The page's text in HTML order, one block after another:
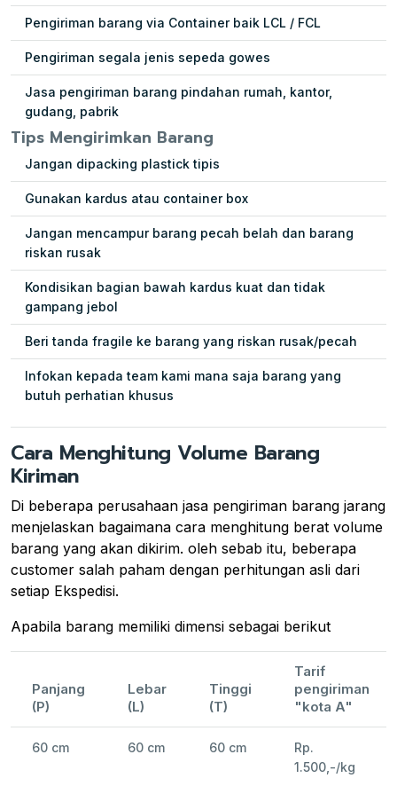
Pengiriman barang via Container baik LCL / FCL
Pengiriman segala jenis sepeda gowes
Jasa pengiriman barang pindahan rumah, kantor,
gudang, pabrik
Tips Mengirimkan Barang
Jangan dipacking plastick tipis
Gunakan kardus atau container box
Jangan mencampur barang pecah belah dan barang
riskan rusak
Kondisikan bagian bawah kardus kuat dan tidak
gampang jebol
Beri tanda fragile ke barang yang riskan rusak/pecah
Infokan kepada team kami mana saja barang yang
butuh perhatian khusus
Cara Menghitung Volume Barang
Kiriman
Di beberapa perusahaan jasa pengiriman barang jarang
menjelaskan bagaimana cara menghitung berat volume
barang yang akan dikirim. oleh sebab itu, beberapa
customer salah paham dengan perhitungan asli dari
setiap Ekspedisi.
Apabila barang memiliki dimensi sebagai berikut
Panjang
(P)
Lebar
(L)
Tinggi
(T)
Tarif
pengiriman
"kota A"
60 cm 60 cm 60 cm
Rp.
1.500,-/kg